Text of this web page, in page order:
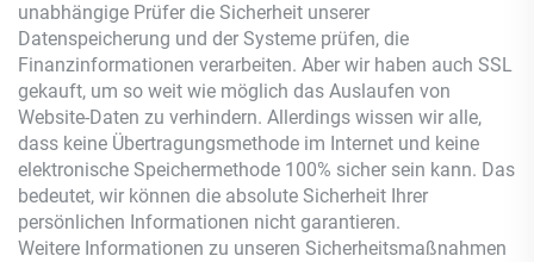
unabhängige Prüfer die Sicherheit unserer
Datenspeicherung und der Systeme prüfen, die
Finanzinformationen verarbeiten. Aber wir haben auch SSL
gekauft, um so weit wie möglich das Auslaufen von
Website-Daten zu verhindern. Allerdings wissen wir alle,
dass keine Übertragungsmethode im Internet und keine
elektronische Speichermethode 100% sicher sein kann. Das
bedeutet, wir können die absolute Sicherheit Ihrer
persönlichen Informationen nicht garantieren.
Weitere Informationen zu unseren Sicherheitsmaßnahmen